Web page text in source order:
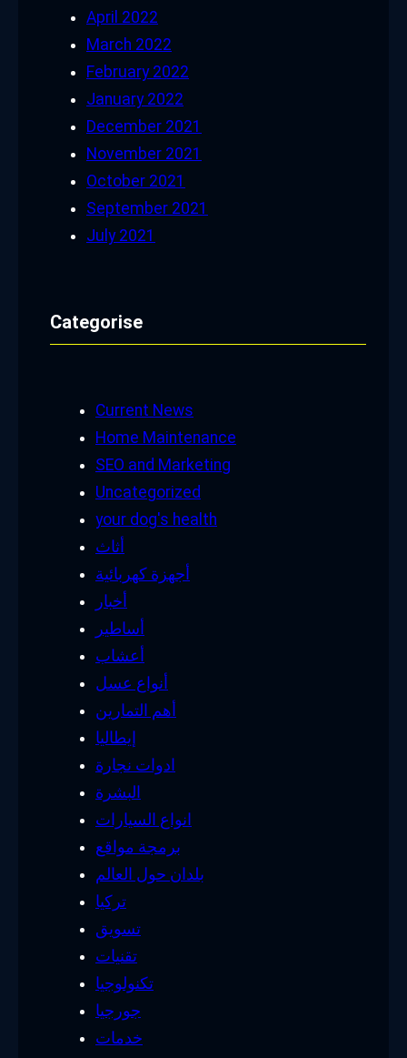
April 2022
March 2022
February 2022
January 2022
December 2021
November 2021
October 2021
September 2021
July 2021
Categorise
Current News
Home Maintenance
SEO and Marketing
Uncategorized
your dog's health
أثاث
أجهزة كهربائية
أخبار
أساطير
أعشاب
أنواع عسل
أهم التمارين
إيطاليا
ادوات نجارة
البشرة
انواع السيارات
برمجة مواقع
بلدان حول العالم
تركيا
تسويق
تقنيات
تكنولوجيا
جورجيا
خدمات